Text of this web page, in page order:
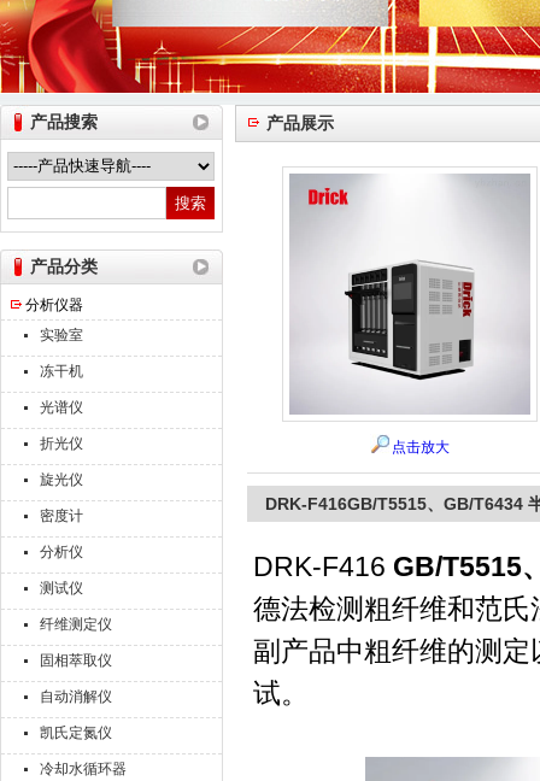
山东德瑞克仪器股份有限公司
产品搜索
产品分类
分析仪器
实验室
冻干机
光谱仪
折光仪
旋光仪
密度计
分析仪
测试仪
纤维测定仪
固相萃取仪
自动消解仪
凯氏定氮仪
冷却水循环器
产品展示
点击放大
DRK-F416GB/T5515、GB/T6434
DRK-F416 GB/T5515
德法检测粗纤维和范
副产品中粗纤维的测
试。